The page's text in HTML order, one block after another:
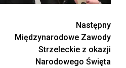
Następny
Międzynarodowe Zawody
Strzeleckie z okazji
Narodowego Święta